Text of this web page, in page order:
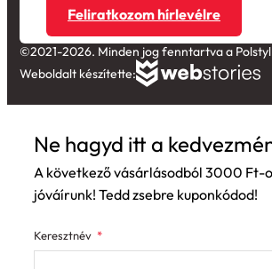
Feliratkozom hírlevélre
©2021-2026. Minden jog fenntartva a
Weboldalt készítette:
Ne hagyd itt a
A következő vásárlásodból 3000 Ft-
jóváírunk! Tedd zsebre kuponkódod!
Keresztnév